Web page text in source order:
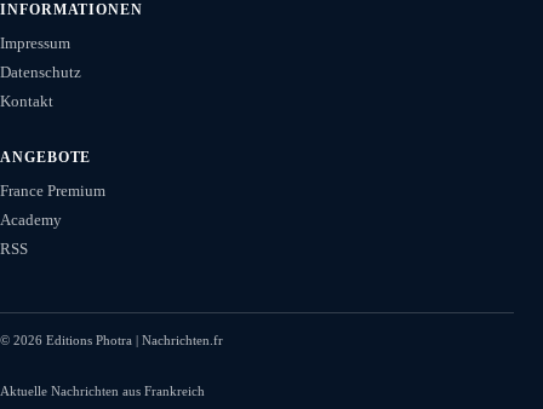
INFORMATIONEN
Impressum
Datenschutz
Kontakt
ANGEBOTE
France Premium
Academy
RSS
© 2026 Editions Photra | Nachrichten.fr
Aktuelle Nachrichten aus Frankreich